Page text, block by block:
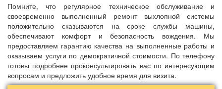
Помните, что регулярное техническое обслуживание и
своевременно выполненный ремонт выхлопной системы
положительно сказываются на сроке службы машины,
обеспечивают комфорт и безопасность вождения. Мы
предоставляем гарантию качества на выполненные работы и
оказываем услуги по демократичной стоимости. По телефону
готовы подробнее проконсультировать вас по интересующим
вопросам и предложить удобное время для визита.